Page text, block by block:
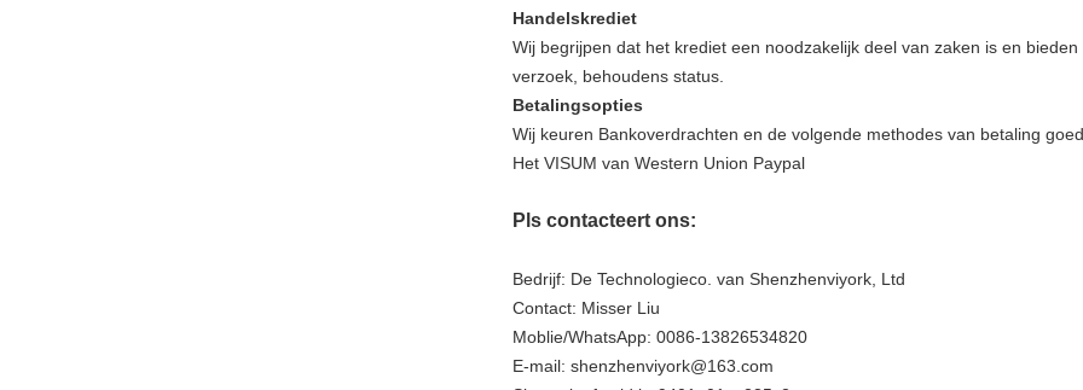
Handelskrediet
Wij begrijpen dat het krediet een noodzakelijk deel van zaken is en
verzoek, behoudens status.
Betalingsopties
Wij keuren Bankoverdrachten en de volgende methodes van betaling
Het VISUM van Western Union Paypal
Pls contacteert ons:
Bedrijf: De Technologieco. van Shenzhenviyork, Ltd
Contact: Misser Liu
Moblie/WhatsApp: 0086-13826534820
E-mail: shenzhenviyork@163.com